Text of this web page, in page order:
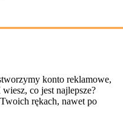
konto reklamowe,
co jest najlepsze?
rękach, nawet po